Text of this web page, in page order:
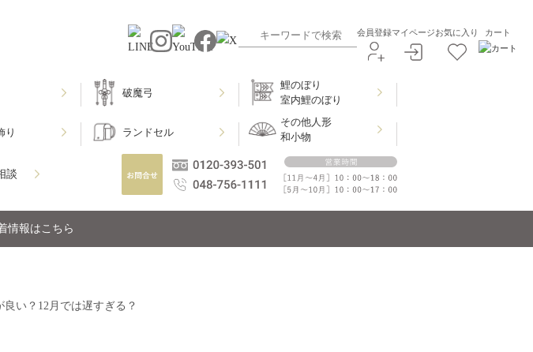
会員登録マイページお気に入り カート
破魔弓
鯉のぼり
室内鯉のぼり
り ランドセル
その他人形
和小物
談
情報はこちら
い？12月では遅すぎる？